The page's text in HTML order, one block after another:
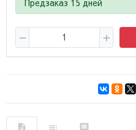
Предзаказ 15 дней